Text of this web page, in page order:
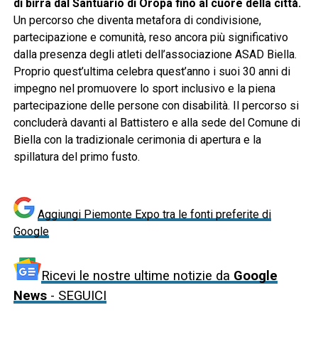
di birra dal Santuario di Oropa fino al cuore della città.
Un percorso che diventa metafora di condivisione,
partecipazione e comunità, reso ancora più significativo
dalla presenza degli atleti dell’associazione ASAD Biella.
Proprio quest’ultima celebra quest’anno i suoi 30 anni di
impegno nel promuovere lo sport inclusivo e la piena
partecipazione delle persone con disabilità. Il percorso si
concluderà davanti al Battistero e alla sede del Comune di
Biella con la tradizionale cerimonia di apertura e la
spillatura del primo fusto.
Aggiungi Piemonte Expo tra le fonti preferite di
Google
Ricevi le nostre ultime notizie da Google
News- SEGUICI